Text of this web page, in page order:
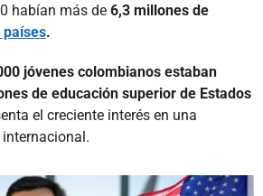
habían más de 6,3 millones de
países.
jóvenes colombianos estaban
de educación superior de Estados
el creciente interés en una